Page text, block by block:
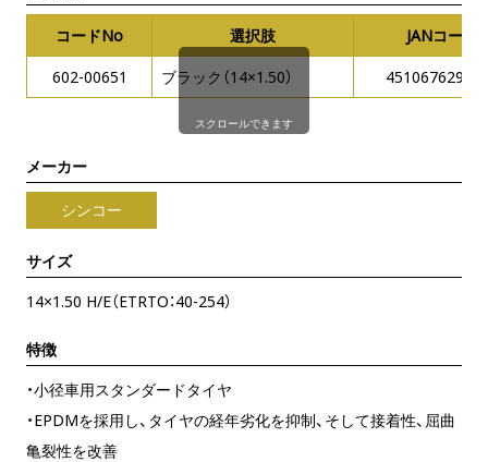
コードNo 選択肢
JANコード
602-00651
ブラック（14×1.50）
スクロールできます
メーカー
シンコー
サイズ
14×1.50 H/E（ETRTO：40-254）
特徴
・小径車用スタンダードタイヤ
・EPDMを採用し、タイヤの経年劣化を抑制、そして接着性、屈曲
亀裂性を改善